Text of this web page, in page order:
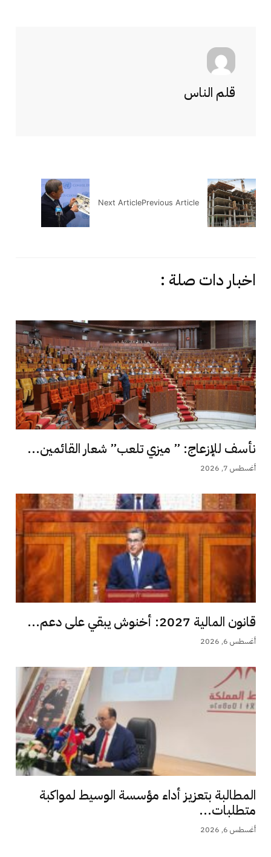
قلم الناس
Previous Article
Next Article
اخبار دات صلة :
نأسف للإزعاج: ” ميزي تلعب” شعار القائمين...
أغسطس 7, 2026
قانون المالية 2027: أخنوش يبقي على دعم...
أغسطس 6, 2026
المطالبة بتعزيز أداء مؤسسة الوسيط لمواكبة
متطلبات...
أغسطس 6, 2026